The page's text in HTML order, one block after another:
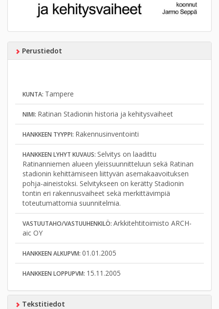
Perustiedot
KUNTA: Tampere
NIMI: Ratinan Stadionin historia ja kehitysvaiheet
HANKKEEN TYYPPI: Rakennusinventointi
HANKKEEN LYHYT KUVAUS: Selvitys on laadittu
Ratinanniemen alueen yleissuunnitteluun sekä Ratinan
stadionin kehittämiseen liittyvän asemakaavoituksen
pohja-aineistoksi. Selvitykseen on kerätty Stadionin
tontin eri rakennusvaiheet sekä merkittävimpiä
toteutumattomia suunnitelmia.
VASTUUTAHO/VASTUUHENKILÖ: Arkkitehtitoimisto ARCH-
aic OY
HANKKEEN ALKUPVM: 01.01.2005
HANKKEEN LOPPUPVM: 15.11.2005
Tekstitiedot